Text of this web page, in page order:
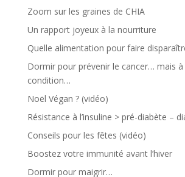
Zoom sur les graines de CHIA
Un rapport joyeux à la nourriture
Quelle alimentation pour faire
Dormir pour prévenir le cancer… mais à
condition…
Noël Végan ? (vidéo)
Résistance à l’insuline > pré-diabète –
Conseils pour les fêtes (vidéo)
Boostez votre immunité avant l’hiver
Dormir pour maigrir…